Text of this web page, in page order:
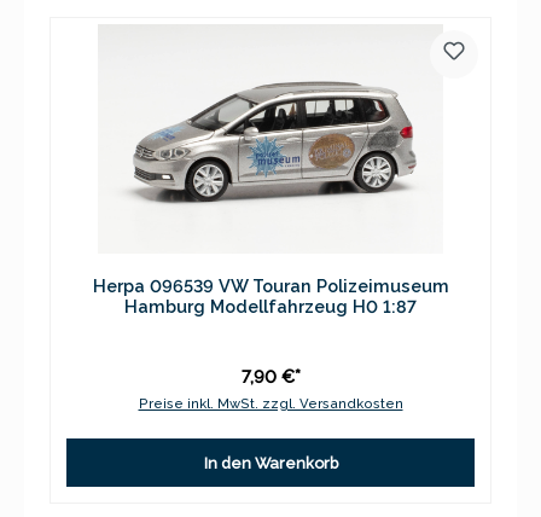
Herpa 096539 VW Touran Polizeimuseum
Hamburg Modellfahrzeug H0 1:87
7,90 €*
Preise inkl. MwSt. zzgl. Versandkosten
In den Warenkorb